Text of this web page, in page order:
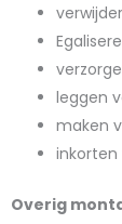
leggen
maken
inkorten
Overig